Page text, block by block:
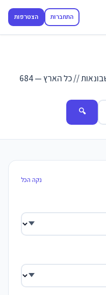
התחברות הצטרפות
🔍 הגעת לתוצאות חיפוש: כספים וחשבונאות // כל הארץ — 684
🔍
נקה הכל